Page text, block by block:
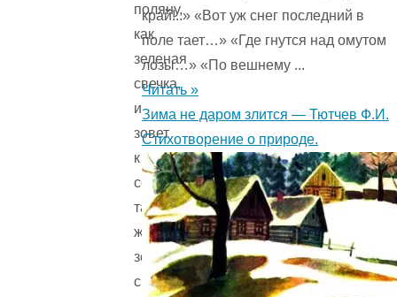
поляну,
как
зеленая
свечка,
и
зовет
к
себе
такую
же
зеленую
свечку-
край!..» «Вот уж снег последний в
поле тает…» «Где гнутся над омутом
лозы…» «По вешнему ...
Читать »
Зима не даром злится — Тютчев Ф.И.
Стихотворение о природе.